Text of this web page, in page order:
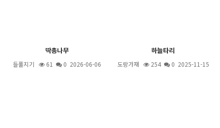
딱총나무
들풀지기 61 0 2026-06-06
하늘타리
도랑가재 254 0 2025-11-15